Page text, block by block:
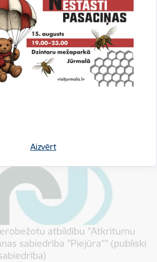
Aizvērt
atbildību "Atkritumu
sabiedrība "Piejūra"" (publiski